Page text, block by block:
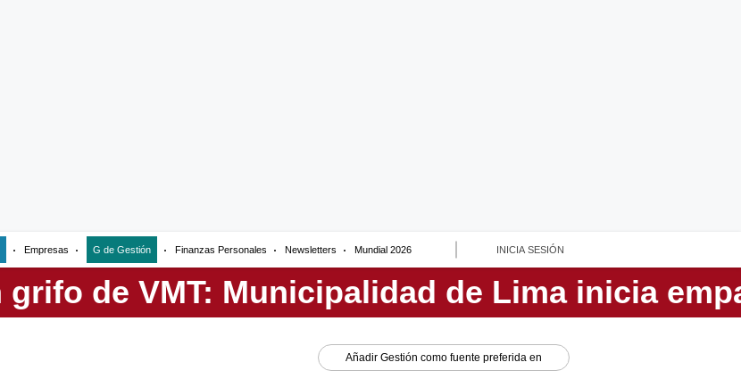
Empresas G de Gestión Finanzas Personales Newsletters Mundial 2026 INICIA SESIÓN
Añadir Gestión como fuente preferida en